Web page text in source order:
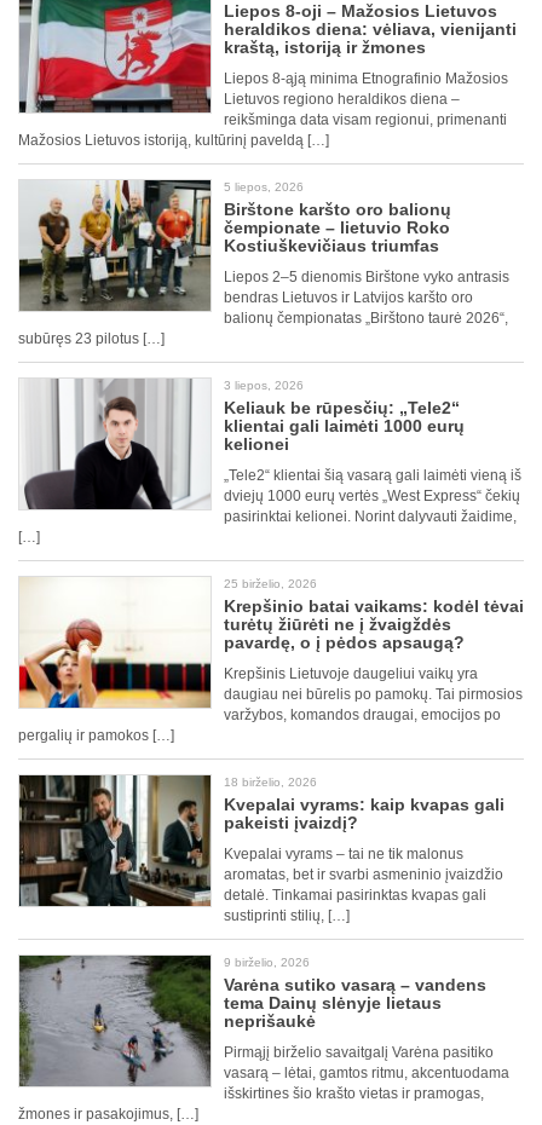
Liepos 8-oji – Mažosios Lietuvos
heraldikos diena: vėliava, vienijanti
kraštą, istoriją ir žmones
Liepos 8-ąją minima Etnografinio Mažosios
Lietuvos regiono heraldikos diena –
reikšminga data visam regionui, primenanti
Mažosios Lietuvos istoriją, kultūrinį paveldą […]
5 liepos, 2026
Birštone karšto oro balionų
čempionate – lietuvio Roko
Kostiuškevičiaus triumfas
Liepos 2–5 dienomis Birštone vyko antrasis
bendras Lietuvos ir Latvijos karšto oro
balionų čempionatas „Birštono taurė 2026“,
subūręs 23 pilotus […]
3 liepos, 2026
Keliauk be rūpesčių: „Tele2“
klientai gali laimėti 1000 eurų
kelionei
„Tele2“ klientai šią vasarą gali laimėti vieną iš
dviejų 1000 eurų vertės „West Express“ čekių
pasirinktai kelionei. Norint dalyvauti žaidime,
[…]
25 birželio, 2026
Krepšinio batai vaikams: kodėl tėvai
turėtų žiūrėti ne į žvaigždės
pavardę, o į pėdos apsaugą?
Krepšinis Lietuvoje daugeliui vaikų yra
daugiau nei būrelis po pamokų. Tai pirmosios
varžybos, komandos draugai, emocijos po
pergalių ir pamokos […]
18 birželio, 2026
Kvepalai vyrams: kaip kvapas gali
pakeisti įvaizdį?
Kvepalai vyrams – tai ne tik malonus
aromatas, bet ir svarbi asmeninio įvaizdžio
detalė. Tinkamai pasirinktas kvapas gali
sustiprinti stilių, […]
9 birželio, 2026
Varėna sutiko vasarą – vandens
tema Dainų slėnyje lietaus
neprišaukė
Pirmąjį birželio savaitgalį Varėna pasitiko
vasarą – lėtai, gamtos ritmu, akcentuodama
išskirtines šio krašto vietas ir pramogas,
žmones ir pasakojimus, […]